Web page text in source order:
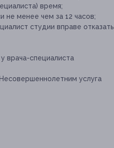
время;
менее чем за 12 часов;
студии вправе отказать
врача-специалиста
услуга